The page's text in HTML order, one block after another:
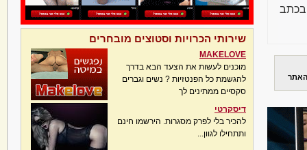
בכתב
האתר
שירותי הכרויות וסטוצים מובחרים
MAKELOVE
מוכנים לעשות את הצעד הבא בדרך
להגשמת כל הפנטזיות ? נשים וגברים
סקסיים ממתינים לך
דיסקרטי
להכיר בלי לפרק מסגרות. הירשמו חינם
ותתחילו לגוון...